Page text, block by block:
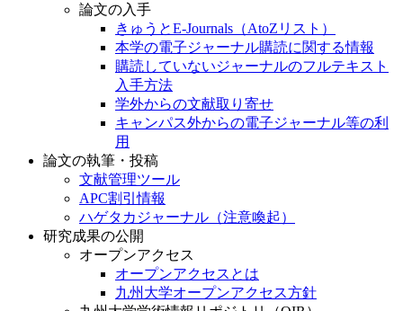
論文の入手
きゅうとE-Journals（AtoZリスト）
本学の電子ジャーナル購読に関する情報
購読していないジャーナルのフルテキスト
入手方法
学外からの文献取り寄せ
キャンパス外からの電子ジャーナル等の利
用
論文の執筆・投稿
文献管理ツール
APC割引情報
ハゲタカジャーナル（注意喚起）
研究成果の公開
オープンアクセス
オープンアクセスとは
九州大学オープンアクセス方針